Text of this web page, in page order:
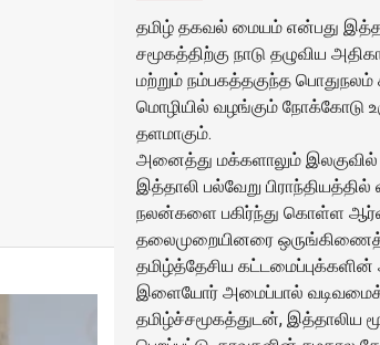
தமிழ் தகவல் மையம் என்பது
சமூகத்திற்கு நாடு தழுவிய
மற்றும் நம்பகத்தகுந்த
மொழியில் வழங்கும் நோக்கோடு
தளமாகும்.
அனைத்து மக்களாலும்
இத்தாலி பல்வேறு
நலன்களை பகிர்ந்து கொள்ள
தலைமுறையினரை
தமிழ்த்தேசிய
இளையோர் அமைப்பால்
தமிழ்ச்சமூகத்துடன், இத்தாலிய